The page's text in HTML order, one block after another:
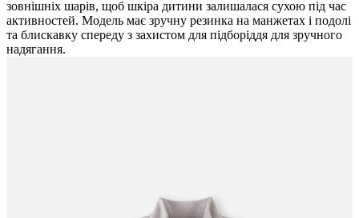
зовнішніх шарів, щоб шкіра дитини залишалася сухою під час
активностей. Модель має зручну резинка на манжетах і подолі
та блискавку спереду з захистом для підборіддя для зручного
надягання.